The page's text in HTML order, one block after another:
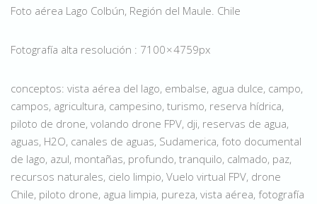
Foto aérea Lago Colbún, Región del Maule. Chile
Fotografía alta resolución : 7100 × 4759px
conceptos: vista aérea del lago, embalse, agua dulce, campo,
campos, agricultura, campesino, turismo, reserva hídrica,
piloto de drone, volando drone FPV, dji, reservas de agua,
aguas, H2O, canales de aguas, Sudamerica, foto documental
de lago, azul, montañas, profundo, tranquilo, calmado, paz,
recursos naturales, cielo limpio, Vuelo virtual FPV, drone
Chile, piloto drone, agua limpia, pureza, vista aérea, fotografía